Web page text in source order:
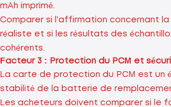
mAh imprimé.
Comparer si l'affirmation concernant
réaliste et si les résultats des
cohérents.
Facteur 3 : Protection du PCM et
La carte de protection du PCM est un
stabilité de la batterie de
Les acheteurs doivent comparer si le